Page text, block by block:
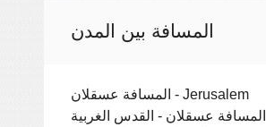
المسافة بين المدن
المسافة عسقلان - Jerusalem
المسافة عسقلان - القدس الغربية